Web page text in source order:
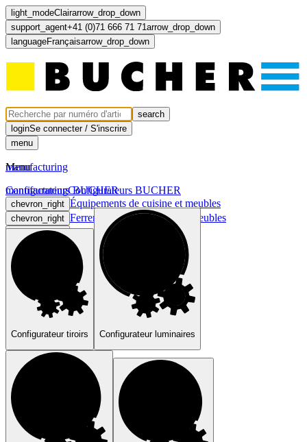
light_modeClairarrow_drop_down
support_agent+41 (0)71 666 71 71arrow_drop_down
languageFrançaisarrow_drop_down
search
loginSe connecter / S'inscrire
menu
Menu
manufacturingConfigurateurs BUCHER
chevron_right Équipements de cuisine et meubles
chevron_right Ferrements pour cuisines et meubles
chevron_right Lumière et électricité
chevron_right Portes et faces
computer light_mode
language
arrow_drop_down
manufacturing
Configurateurs BUCHER
Configurateur tiroirs Configurateur luminaires